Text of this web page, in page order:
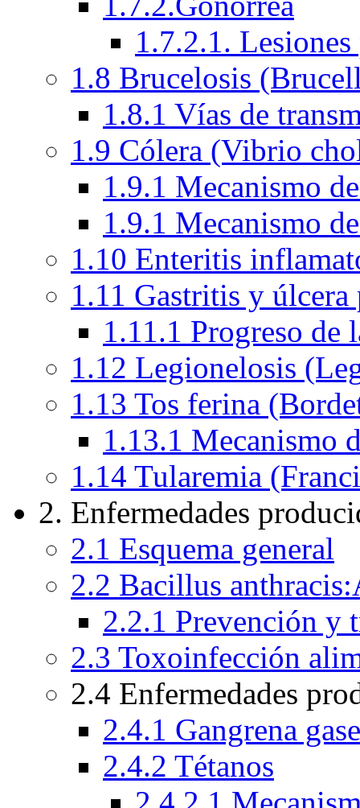
1.7.2.1.
1.8 Brucelosis
1.8.1 Vías de
1.9 Cólera (Vibrio
1.9.1 Mecanismo
1.9.1 Mecanismo
1.10 Enteritis
1.11 Gastritis y
1.11.1 Progreso de
1.12 Legionelosis
1.13 Tos ferina
1.13.1 Mecanismo
1.14 Tularemia
2. Enfermedades
2.1 Esquema general
2.2 Bacillus
2.2.1 Prevención y
2.3 Toxoinfección
2.4 Enfermedades
2.4.1 Gangrena
2.4.2 Tétanos